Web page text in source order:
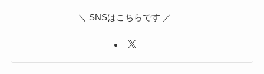
＼ SNSはこちらです ／